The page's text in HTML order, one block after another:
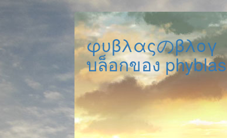
φυβλαςのβλογ
บล็อกของ phyblas